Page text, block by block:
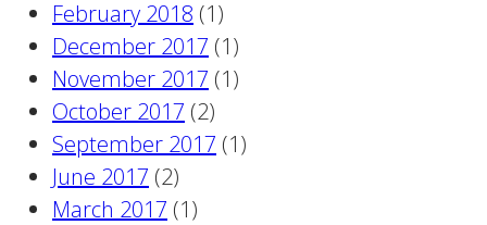
February 2018 (1)
December 2017 (1)
November 2017 (1)
October 2017 (2)
September 2017 (1)
June 2017 (2)
March 2017 (1)